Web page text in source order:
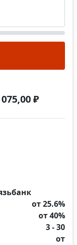
₽
от 25.6%
от 40%
3 - 30
от